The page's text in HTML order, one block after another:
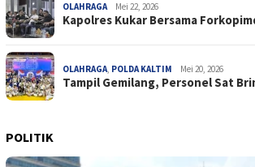
OLAHRAGA Mei 22, 2026
Kapolres Kukar Bersama
OLAHRAGA, POLDA KALTIM Mei 20, 2026
Tampil Gemilang, Personel Sat
POLITIK